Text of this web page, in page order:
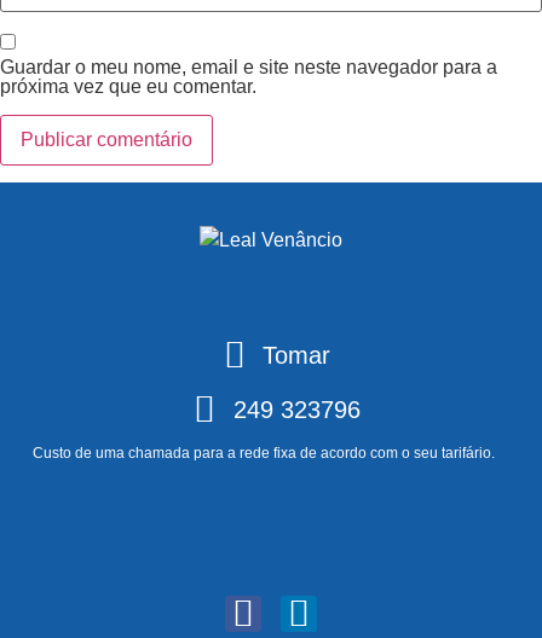
Guardar o meu nome, email e site neste navegador para a
próxima vez que eu comentar.
Tomar
249 323796
Custo de uma chamada para a rede fixa de acordo com o seu tarifário.